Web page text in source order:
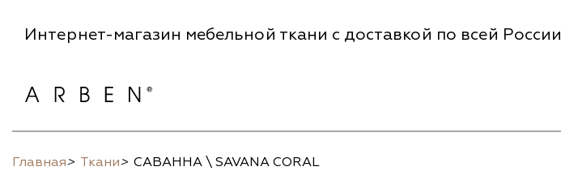
Интернет-магазин мебельной ткани с доставкой по всей России
Главная> Ткани> САВАННА \ SAVANA CORAL